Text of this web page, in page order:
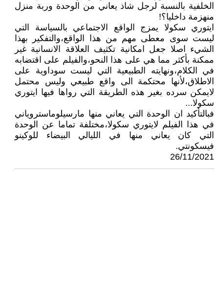
الخلفية بالنسبة لرجل شاذ يعاني من الوحدة وربة منزل
منهزمة داخليا؟!
ايتوري سكولا يمزج الواقع الاجتماعي بالسياسة التي
ليست سوى معطى مهم من هذا الواقع،والتفكير بهذا
الشيء اصلا جعل امكانية تكثيف العلاقة الانسانية غير
ممكنة بأكثر مما هي على هذا النحو،والفيلم على اقتضابه
في الكلام،ونهايته الطبيعية التي ليست سوداوية على
الاطلاق،لأنها محتكمة الى واقع طبيعي وليس محتمل
لايمكن سرده بغير هذه الطريقة التي رواها فيها ايتوري
سكولا...
فبالتأكيد ان الوحدة التي يعاني منها مارسيلوماستروياني
في هذا الفيلم لايتوري سكولا،مختلفة تماما عن الوحدة
التي كان يعاني منها في الليالي البيضاء للوكينو
فيسكونتي.
26/11/2021